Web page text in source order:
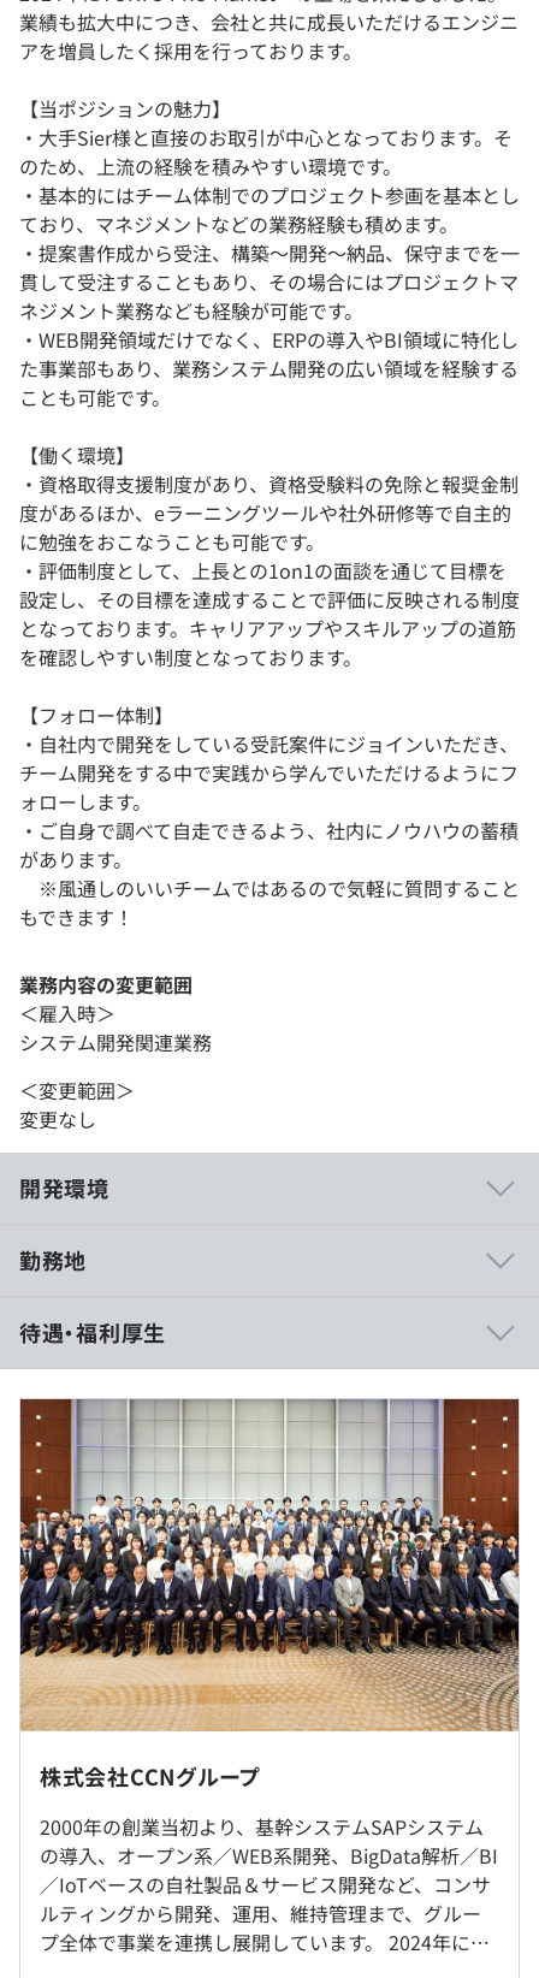
業績も拡大中につき、会社と共に成長いただけるエンジニ
アを増員したく採用を行っております。
【当ポジションの魅力】
・大手Sier様と直接のお取引が中心となっております。そ
のため、上流の経験を積みやすい環境です。
・基本的にはチーム体制でのプロジェクト参画を基本とし
ており、マネジメントなどの業務経験も積めます。
・提案書作成から受注、構築～開発～納品、保守までを一
貫して受注することもあり、その場合にはプロジェクトマ
ネジメント業務なども経験が可能です。
・WEB開発領域だけでなく、ERPの導入やBI領域に特化し
た事業部もあり、業務システム開発の広い領域を経験する
ことも可能です。
【働く環境】
・資格取得支援制度があり、資格受験料の免除と報奨金制
度があるほか、eラーニングツールや社外研修等で自主的
に勉強をおこなうことも可能です。
・評価制度として、上長との1on1の面談を通じて目標を
設定し、その目標を達成することで評価に反映される制度
となっております。キャリアアップやスキルアップの道筋
を確認しやすい制度となっております。
【フォロー体制】
・自社内で開発をしている受託案件にジョインいただき、
チーム開発をする中で実践から学んでいただけるようにフ
ォローします。
・ご自身で調べて自走できるよう、社内にノウハウの蓄積
があります。
※風通しのいいチームではあるので気軽に質問すること
もできます！
業務内容の変更範囲
＜雇入時＞
システム開発関連業務
＜変更範囲＞
変更なし
開発環境
ないません。なので、同じプロジェクトに先輩社員や上司
がいる環境です。フォロー体制がしっかりしているので、
開発経験が少なくてもご安心下さい。
 プロジェクト一例
・大手航空業様向けSAP導入プロジェクト（維持管理含
む）
（要件定義～設計～開発～リリース/維持管理含む）
・大手玩具メーカー様向け販売管理WEBシステム開発支
援
（システム提案書作成～要件定義～開発が進行中。100人
月程度のマネジメント）
・大手非鉄金属業様向けグローバル原料管理WEBシステ
ム開発プロジェクト
ス/維持保守含む）
・某最大手通信業様向けBIツール開発支援
勤務地
就業場所の変更範囲
＜雇入時＞
本社
＜変更範囲＞
変更なし
待遇・福利厚生
想定年収：364万円 〜 500万円（賞与含む）
■月給：約26万円〜36万円（固定残業代を含む）
■固定残業代：35,200円～45,000円含む（超過分は別途
支給）
（※想定年収は年収提示額を保証するものではありません）
標準労働時間：9時00分 〜 18時00分
休憩時間：60分
平均残業時間：平均9.1時間／月
株式会社CCNグループ
2000年の創業当初より、基幹システムSAPシステム
の導入、オープン系／WEB系開発、BigData解析／BI
／IoTベースの自社製品＆サービス開発など、コンサ
ルティングから開発、運用、維持管理まで、グルー
プ全体で事業を連携し展開しています。 2024年に